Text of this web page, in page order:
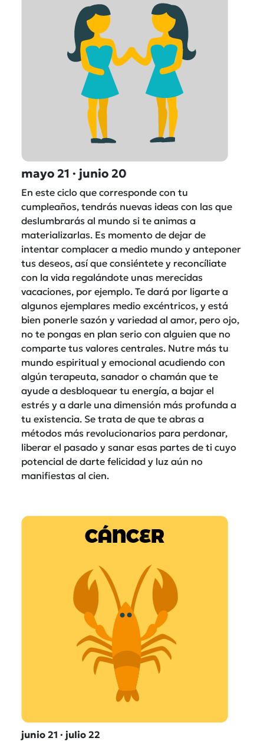
mayo 21 · junio 20
En este ciclo que corresponde con tu
cumpleaños, tendrás nuevas ideas con las que
deslumbrarás al mundo si te animas a
materializarlas. Es momento de dejar de
intentar complacer a medio mundo y anteponer
tus deseos, así que consiéntete y reconcíliate
con la vida regalándote unas merecidas
vacaciones, por ejemplo. Te dará por ligarte a
algunos ejemplares medio excéntricos, y está
bien ponerle sazón y variedad al amor, pero ojo,
no te pongas en plan serio con alguien que no
comparte tus valores centrales. Nutre más tu
mundo espiritual y emocional acudiendo con
algún terapeuta, sanador o chamán que te
ayude a desbloquear tu energía, a bajar el
estrés y a darle una dimensión más profunda a
tu existencia. Se trata de que te abras a
métodos más revolucionarios para perdonar,
liberar el pasado y sanar esas partes de ti cuyo
potencial de darte felicidad y luz aún no
manifiestas al cien.
junio 21 · julio 22